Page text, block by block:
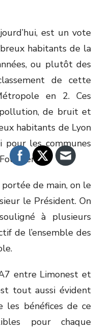
est un vote
habitants de la
ou plutôt des
de cette
en 2. Ces
de bruit et
habitants de Lyon
pour les communes
de main, on le
le Président. On
à plusieurs
de l’ensemble des
entre Limonest et
tout aussi évident
les bénéfices de ce
pour chaque